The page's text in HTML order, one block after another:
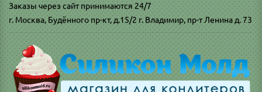
Заказы через сайт принимаются 24/7
г. Москва, Будённого пр-кт, д.15/2 г. Владимир, пр-т Ленина д. 73